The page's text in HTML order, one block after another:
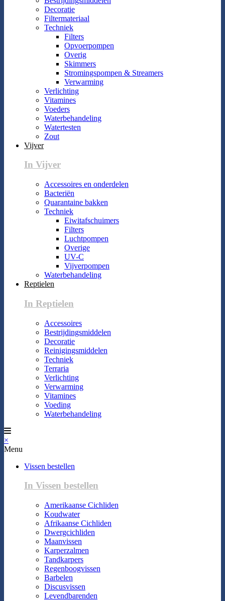
Decoratie
Filtermateriaal
Techniek
Filters
Opvoerpompen
Overig
Skimmers
Stromingspompen & Streamers
Verwarming
Verlichting
Vitamines
Voeders
Waterbehandeling
Watertesten
Zout
Vijver
In Vijver
Accessoires en onderdelen
Bacteriën
Quarantaine bakken
Techniek
Eiwitafschuimers
Filters
Luchtpompen
Overige
UV-C
Vijverpompen
Waterbehandeling
Reptielen
In Reptielen
Accessoires
Bestrijdingsmiddelen
Decoratie
Reinigingsmiddelen
Techniek
Terraria
Verlichting
Verwarming
Vitamines
Voeding
Waterbehandeling
×
Menu
Vissen bestellen
In Vissen bestellen
Amerikaanse Cichliden
Koudwater
Afrikaanse Cichliden
Dwergcichliden
Maanvissen
Karperzalmen
Tandkarpers
Regenboogvissen
Barbelen
Discusvissen
Levendbarenden